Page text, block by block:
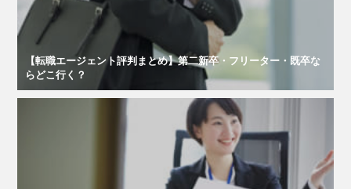
【転職エージェント評判まとめ】第二新卒・フリーター・既卒な
らどこ行く？